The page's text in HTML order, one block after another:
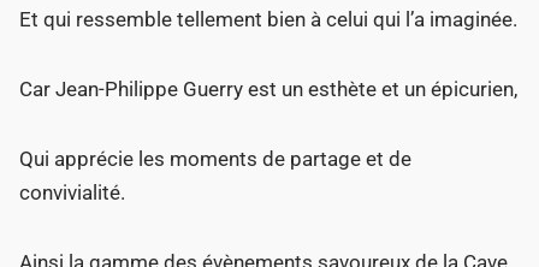
Et qui ressemble tellement bien à celui qui l’a imaginée.
Car Jean-Philippe Guerry est un esthète et un épicurien,
Qui apprécie les moments de partage et de
convivialité.